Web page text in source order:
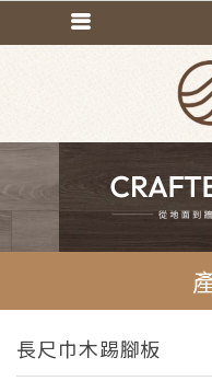
長尺巾木踢腳板